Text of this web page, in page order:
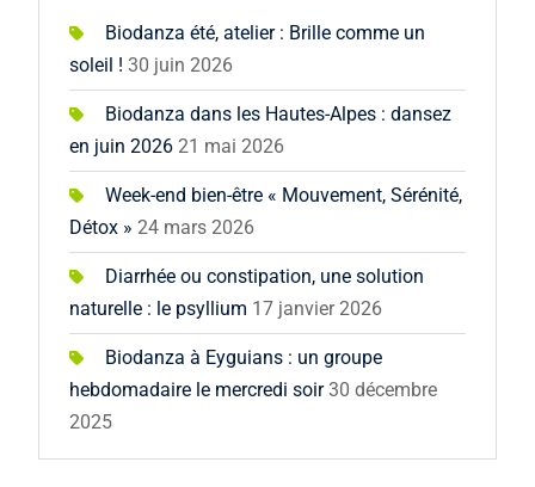
Biodanza été, atelier : Brille comme un
soleil ! 30 juin 2026
Biodanza dans les Hautes-Alpes : dansez
en juin 2026 21 mai 2026
Week-end bien-être « Mouvement, Sérénité,
Détox » 24 mars 2026
Diarrhée ou constipation, une solution
naturelle : le psyllium 17 janvier 2026
Biodanza à Eyguians : un groupe
hebdomadaire le mercredi soir 30 décembre
2025